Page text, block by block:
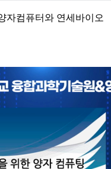
자컴퓨터와 연세바이오